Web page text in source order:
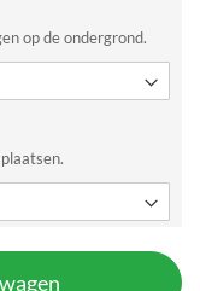
op de ondergrond.